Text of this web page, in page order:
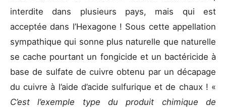
interdite dans plusieurs pays, mais qui est
acceptée dans l’Hexagone ! Sous cette appellation
sympathique qui sonne plus naturelle que naturelle
se cache pourtant un fongicide et un bactéricide à
base de sulfate de cuivre obtenu par un décapage
du cuivre à l’aide d’acide sulfurique et de chaux ! «
C’est l’exemple type du produit chimique de